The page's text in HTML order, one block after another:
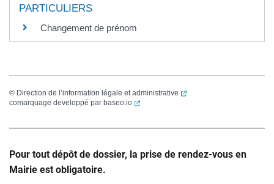
PARTICULIERS
Changement de prénom
© Direction de l’information légale et administrative
(ouverture dans un
comarquage developpé par baseo.io (ouverture dans un nouvel onglet)
Pour tout dépôt de dossier, la prise de rendez-vous en
Mairie est obligatoire.